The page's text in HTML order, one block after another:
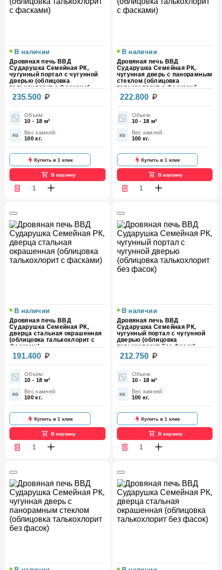
В наличии
Дровяная печь ВВД
Сударушка Семейная РК,
чугунный портал с чугунной
дверью (облицовка
талькохлорит с фасками)
235.500
Объем:
10 - 18 м³
Вес камней:
100 кг.
Купить в 1 клик
В корзину
В наличии
Дровяная печь ВВД
Сударушка Семейная РК,
чугунная дверь с панорамным
стеклом (облицовка
талькохлорит с фасками)
222.800
Объем:
10 - 18 м³
Вес камней:
100 кг.
Купить в 1 клик
В корзину
В наличии
Дровяная печь ВВД
Сударушка Семейная РК,
дверца стальная окрашенная
(облицовка талькохлорит с
фасками)
191.400
Объем:
10 - 18 м³
Вес камней:
100 кг.
Купить в 1 клик
В корзину
В наличии
Дровяная печь ВВД
Сударушка Семейная РК,
чугунный портал с чугунной
дверью (облицовка
талькохлорит без фасок)
212.750
Объем:
10 - 18 м³
Вес камней:
100 кг.
Купить в 1 клик
В корзину